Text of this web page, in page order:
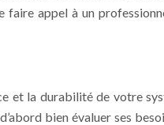
appel à un
et la durabilité de votre
bien évaluer ses